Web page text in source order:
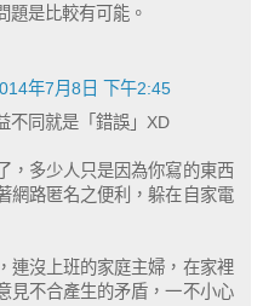
題是比較有可能。
年7月8日 下午2:45
不同就是「錯誤」XD
，多少人只是因為你寫的東西
網路匿名之便利，躲在自家電
連沒上班的家庭主婦，在家裡
見不合產生的矛盾，一不小心